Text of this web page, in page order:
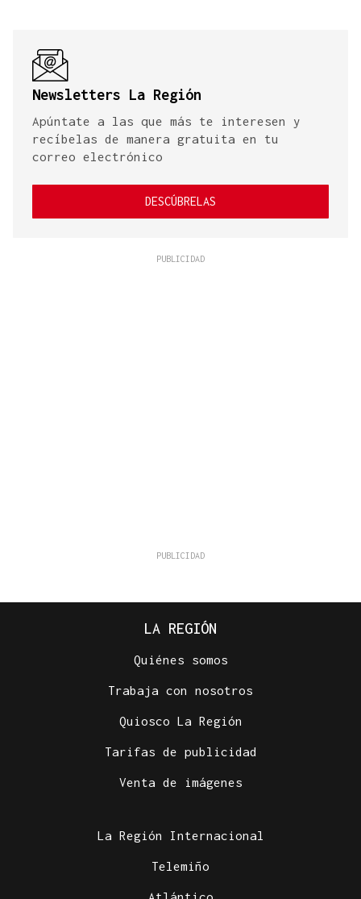
Newsletters La Región
Apúntate a las que más te interesen y
recíbelas de manera gratuita en tu
correo electrónico
DESCÚBRELAS
LA REGIÓN
Quiénes somos
Trabaja con nosotros
Quiosco La Región
Tarifas de publicidad
Venta de imágenes
La Región Internacional
Telemiño